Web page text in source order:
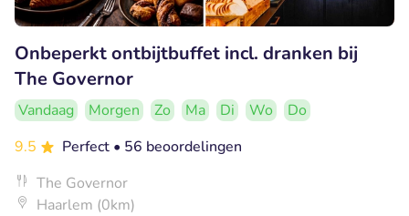
Onbeperkt ontbijtbuffet incl. dranken bij
The Governor
Vandaag Morgen Zo Ma Di Wo
Do
9.5
Perfect • 56 beoordelingen
The Governor
Haarlem (0km)